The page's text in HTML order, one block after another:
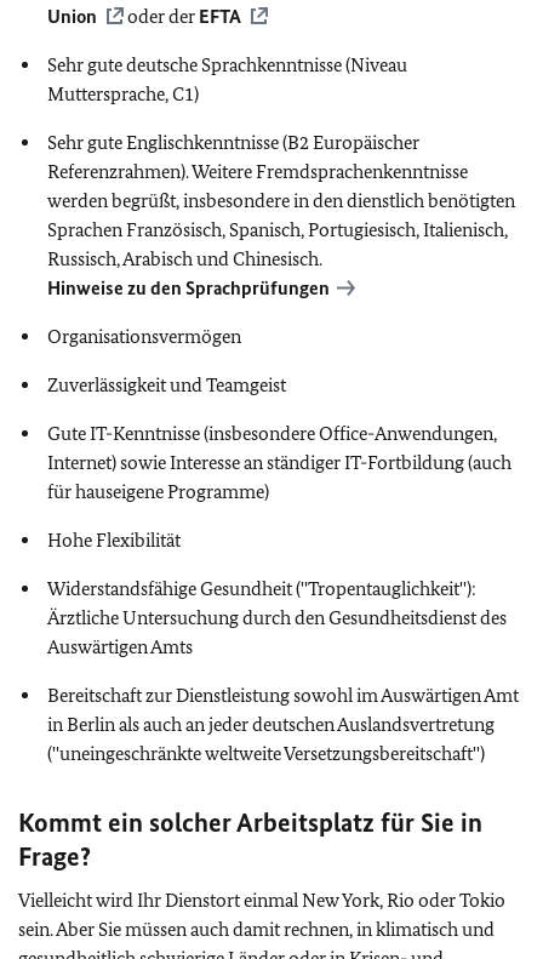
Union
oder der EFTA
Sehr gute deutsche Sprachkenntnisse (Niveau
Muttersprache, C1)
Sehr gute Englischkenntnisse (B2 Europäischer
Referenzrahmen). Weitere Fremdsprachenkenntnisse
werden begrüßt, insbesondere in den dienstlich benötigten
Sprachen Französisch, Spanisch, Portugiesisch, Italienisch,
Russisch, Arabisch und Chinesisch.
Hinweise zu den Sprachprüfungen
Organisationsvermögen
Zuverlässigkeit und Teamgeist
Gute IT-Kenntnisse (insbesondere Office-Anwendungen,
Internet) sowie Interesse an ständiger IT-Fortbildung (auch
für hauseigene Programme)
Hohe Flexibilität
Widerstandsfähige Gesundheit (''Tropentauglichkeit''):
Ärztliche Untersuchung durch den Gesundheitsdienst des
Auswärtigen Amts
Bereitschaft zur Dienstleistung sowohl im Auswärtigen Amt
in Berlin als auch an jeder deutschen Auslandsvertretung
(''uneingeschränkte weltweite Versetzungsbereitschaft'')
Kommt ein solcher Arbeitsplatz für Sie in
Frage?
Vielleicht wird Ihr Dienstort einmal New York, Rio oder Tokio
sein. Aber Sie müssen auch damit rechnen, in klimatisch und